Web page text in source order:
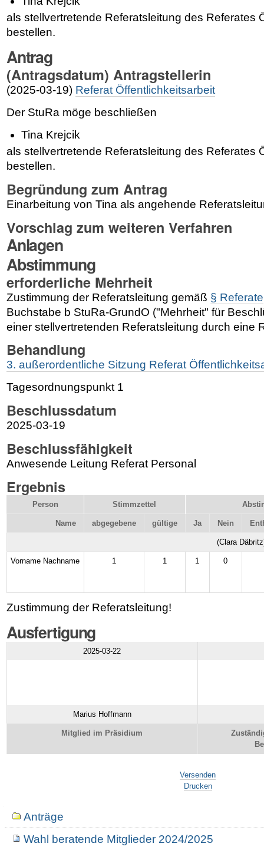
als stellvertretende Referatsleitung des Referates
bestellen.
Antrag
(Antragsdatum) Antragstellerin
(2025-03-19) Referat Öffentlichkeitsarbeit
Der StuRa möge beschließen
Tina Krejcik
als stellvertretende Referatsleitung des Referates
bestellen.
Begründung zum Antrag
Einarbeitung von Tina als angehende
Vorschlag zum weiteren Verfahren
Anlagen
Abstimmung
erforderliche Mehrheit
Zustimmung der Referatsleitung gemäß § Referate
Buchstabe b StuRa-GrundO ("Mehrheit" für
einer stellvertretenden Referatsleitung durch eine
Behandlung
3. außerordentliche Sitzung Referat
Tagesordnungspunkt 1
Beschlussdatum
2025-03-19
Beschlussfähigkeit
Anwesende Leitung Referat Personal
Ergebnis
Person Stimmzettel
Name abgegebene gültige Ja Nein
(Clara
Vorname Nachname 1 1 1 0
Zustimmung der Referatsleitung!
Ausfertigung
2025-03-22
Marius Hoffmann
Mitglied im Präsidium
Versenden
Drucken
NavigationAnträge
Wahl beratende Mitglieder 2024/2025